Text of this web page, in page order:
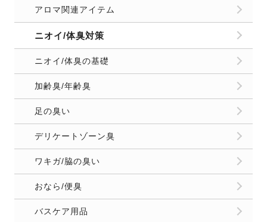
アロマ関連アイテム
ニオイ/体臭対策
ニオイ/体臭の基礎
加齢臭/年齢臭
足の臭い
デリケートゾーン臭
ワキガ/脇の臭い
おなら/便臭
バスケア用品